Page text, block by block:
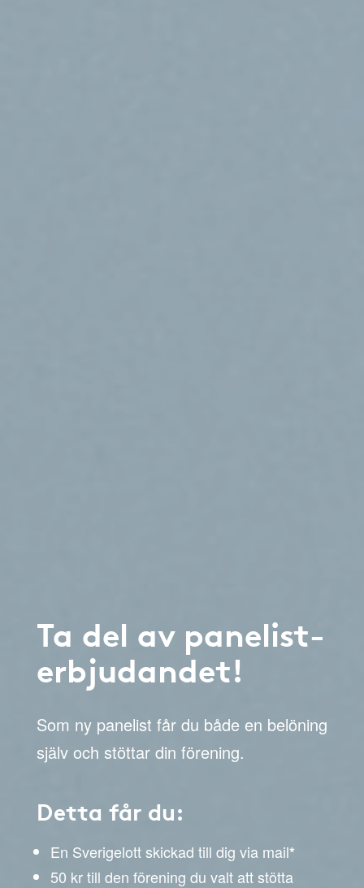
Ta del av panelist-
erbjudandet!
Som ny panelist får du både en belöning
själv och stöttar din förening.
Detta får du:
En Sverigelott skickad till dig via mail*
50 kr till den förening du valt att stötta